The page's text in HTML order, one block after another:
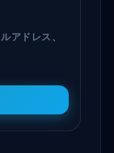
アドレス、